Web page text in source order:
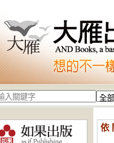
依